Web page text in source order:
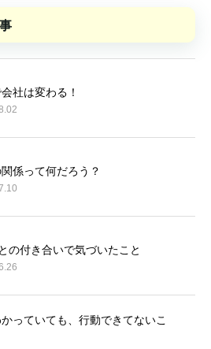
社は変わる！
係って何だろう？
の付き合いで気づいたこと
っていても、行動できてないこ